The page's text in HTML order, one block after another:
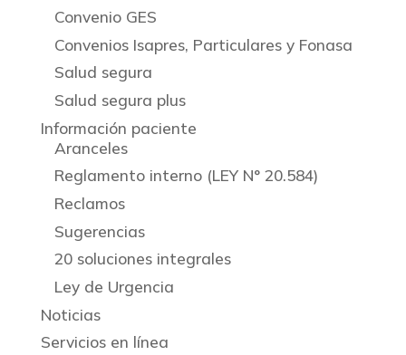
Convenio GES
Convenios Isapres, Particulares y Fonasa
Salud segura
Salud segura plus
Información paciente
Aranceles
Reglamento interno (LEY N° 20.584)
Reclamos
Sugerencias
20 soluciones integrales
Ley de Urgencia
Noticias
Servicios en línea